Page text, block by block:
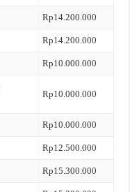
Rp14.200.000
Rp14.200.000
Rp10.000.000
Rp10.000.000
Rp10.000.000
Rp12.500.000
Rp15.300.000